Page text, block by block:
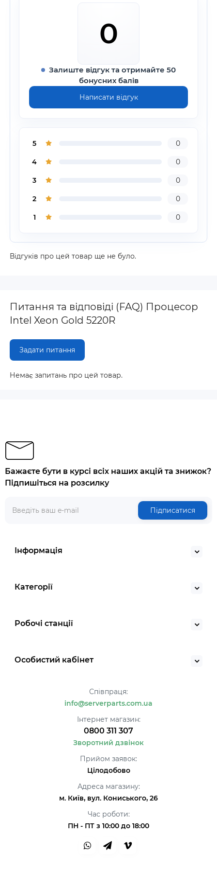
0
Залиште відгук та отримайте 50
бонусних балів
Написати відгук
5 0
4 0
3 0
2 0
1 0
Відгуків про цей товар ще не було.
Питання та відповіді (FAQ) Процесор
Intel Xeon Gold 5220R
Задати питання
Немає запитань про цей товар.
Бажаєте бути в курсі всіх наших акцій та знижок?
Підпишіться на розсилку
Підписатися
Інформація
Категорії
Робочі станції
Особистий кабінет
Співпраця:
info@serverparts.com.ua
Інтернет магазин:
0800 311 307
Зворотний дзвінок
Прийом заявок:
Цілодобово
Адреса магазину:
м. Київ, вул. Кониського, 26
Час роботи:
ПН - ПТ з 10:00 до 18:00